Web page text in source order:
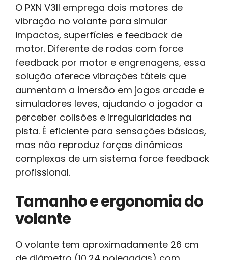
O PXN V3II emprega dois motores de
vibração no volante para simular
impactos, superfícies e feedback de
motor. Diferente de rodas com force
feedback por motor e engrenagens, essa
solução oferece vibrações táteis que
aumentam a imersão em jogos arcade e
simuladores leves, ajudando o jogador a
perceber colisões e irregularidades na
pista. É eficiente para sensações básicas,
mas não reproduz forças dinâmicas
complexas de um sistema force feedback
profissional.
Tamanho e ergonomia do
volante
O volante tem aproximadamente 26 cm